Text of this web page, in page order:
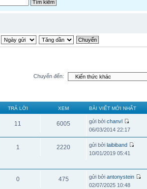
Chuyển đến:
TRẢ LỜI XEM BÀI VIẾT MỚI NHẤT
11 6005 gửi bởi chanvl
06/03/2014 22:17
1 2220 gửi bởi laibiband
10/01/2019 05:41
0 475 gửi bởi antonystein
02/07/2025 10:48